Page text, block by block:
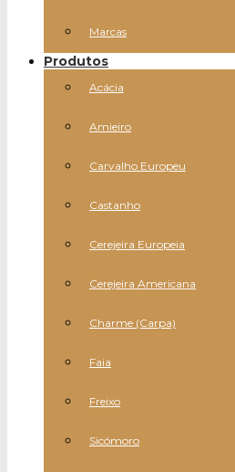
Marcas
Produtos
Acácia
Amieiro
Carvalho Europeu
Castanho
Cerejeira Europeia
Cerejeira Americana
Charme (Carpa)
Faia
Freixo
Sicómoro